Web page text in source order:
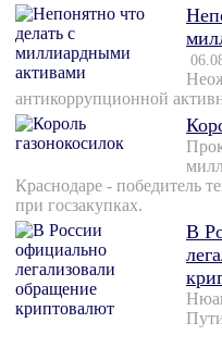
антикоррупционной
Краснодаре - победитель
при госзакупках.
В